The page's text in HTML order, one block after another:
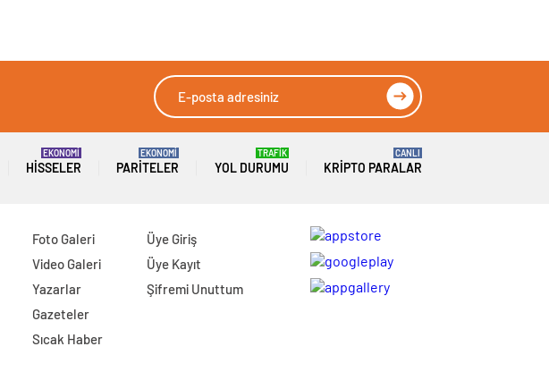
HISSELER
EKONOMİ
PARITELER
EKONOMİ
YOL DURUMU
TRAFİK
KRIPTO PARALAR
CANLI
Foto Galeri
Video Galeri
Yazarlar
Gazeteler
Sıcak Haber
Üye Giriş
Üye Kayıt
Şifremi Unuttum